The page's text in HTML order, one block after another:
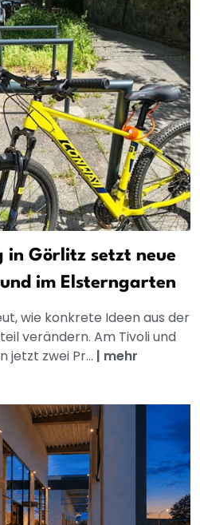
in Görlitz setzt neue
im Elsterngarten
wie konkrete Ideen aus der
verändern. Am Tivoli und
jetzt zwei Pr... | mehr